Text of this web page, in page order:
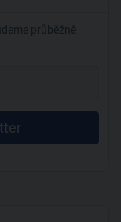
průběžně